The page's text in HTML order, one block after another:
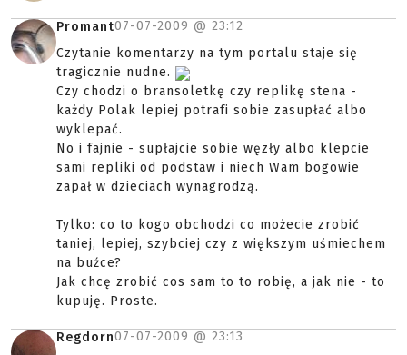
Promant07-07-2009 @ 23:12
Czytanie komentarzy na tym portalu staje się
tragicznie nudne.
Czy chodzi o bransoletkę czy replikę stena -
każdy Polak lepiej potrafi sobie zasupłać albo
wyklepać.
No i fajnie - supłajcie sobie węzły albo klepcie
sami repliki od podstaw i niech Wam bogowie
zapał w dzieciach wynagrodzą.
Tylko: co to kogo obchodzi co możecie zrobić
taniej, lepiej, szybciej czy z większym uśmiechem
na buźce?
Jak chcę zrobić cos sam to to robię, a jak nie - to
kupuję. Proste.
Regdorn07-07-2009 @ 23:13